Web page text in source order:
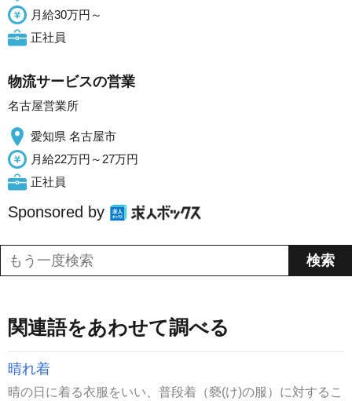
月給30万円～
正社員
物流サービスの営業
名古屋営業所
愛知県 名古屋市
月給22万円～27万円
正社員
Sponsored by
関連語をあわせて調べる
晴れ着
晴の日に着る衣服をいい、普段着（褻(け)の服）に対するこ